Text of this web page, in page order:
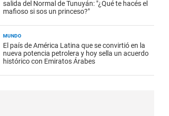
salida del Normal de Tunuyán: "¿Qué te hacés el
mafioso si sos un princeso?"
MUNDO
El país de América Latina que se convirtió en la
nueva potencia petrolera y hoy sella un acuerdo
histórico con Emiratos Árabes